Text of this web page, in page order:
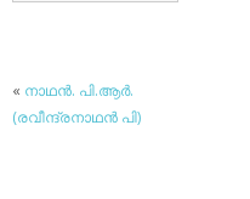
« നാഥന്‍. പി.ആര്‍.
(രവീന്ദ്രനാഥന്‍ പി)